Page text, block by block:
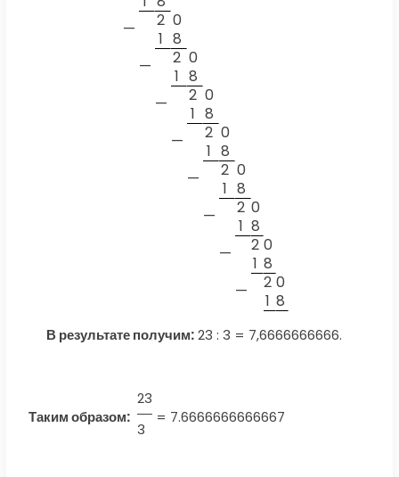
—
2 0
1 8
—
2 0
1 8
—
2 0
1 8
—
2 0
1 8
—
2 0
1 8
—
2 0
1 8
—
2 0
1 8
—
2 0
1 8
В результате получим:23 : 3 = 7,6666666666.
Таким образом:
23
3
= 7.6666666666667